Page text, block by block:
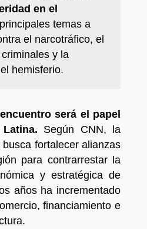
en el
temas a
el narcotráfico, el
y la
hemisferio.
será el papel
Según CNN, la
fortalecer alianzas
para contrarrestar la
y estratégica de
años ha incrementado
financiamiento e